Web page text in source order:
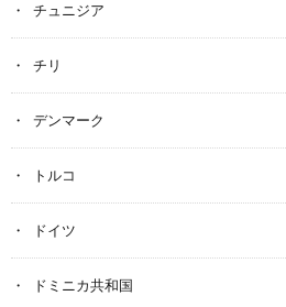
チュニジア
チリ
デンマーク
トルコ
ドイツ
ドミニカ共和国